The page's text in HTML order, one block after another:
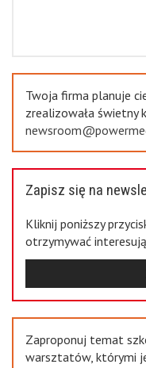
Twoja firma planuje
zrealizowała świetny
Zapisz się na
Kliknij poniższy
otrzymywać
Zaproponuj temat
warsztatów, którymi